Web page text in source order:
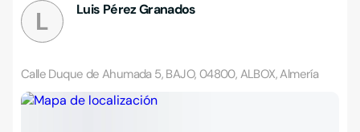
L Luis Pérez Granados
Calle Duque de Ahumada 5, BAJO, 04800, ALBOX, Almería